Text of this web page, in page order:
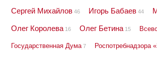
Сергей Михайлов 46 Игорь Бабаев 44
Олег Королева 16 Олег Бетина 15
Государственная Дума 7 Роспотребнадзора